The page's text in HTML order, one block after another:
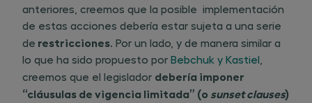
anteriores, creemos que la posible implementación
de estas acciones debería estar sujeta a una serie
de​ restricciones. Por un lado, y de manera similar a
lo que ha sido propuesto por Bebchuk y Kastiel
creemos que el legislador ​ debería imponer
“cláusulas de vigencia limitada” (o sunset clauses)